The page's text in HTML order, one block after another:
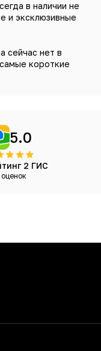
в наличии не
и эксклюзивные
сейчас нет в
короткие
5.0
2 ГИС